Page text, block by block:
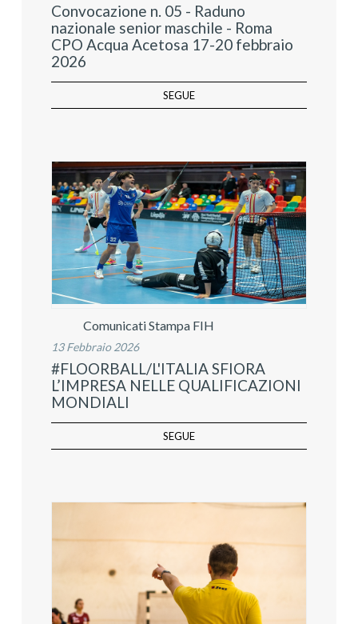
Convocazione n. 05 - Raduno
nazionale senior maschile - Roma
CPO Acqua Acetosa 17-20 febbraio
2026
SEGUE
Comunicati Stampa FIH
13 Febbraio 2026
#FLOORBALL/L'ITALIA SFIORA
L’IMPRESA NELLE QUALIFICAZIONI
MONDIALI
SEGUE